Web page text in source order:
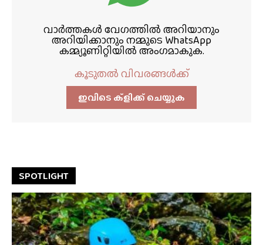
വാർത്തകൾ വേഗത്തിൽ അറിയാനും
അറിയിക്കാനും നമ്മുടെ WhatsApp
കമ്മ്യൂണിറ്റിയിൽ അംഗമാകുക.
കൂടുതൽ വിവരങ്ങൾക്ക്
ഇവിടെ ക്ളിക്ക്‌ ചെയ്യുക
SPOTLIGHT